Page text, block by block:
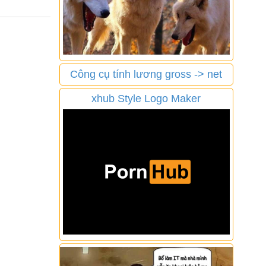
Công cụ tính lương gross -> net
xhub Style Logo Maker